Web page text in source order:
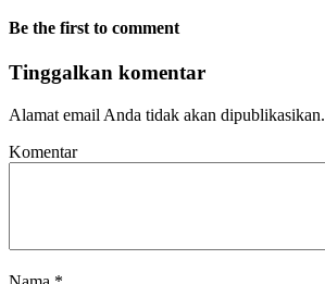
Be the first to comment
Tinggalkan komentar
Alamat email Anda tidak akan dipublikasikan.
Komentar